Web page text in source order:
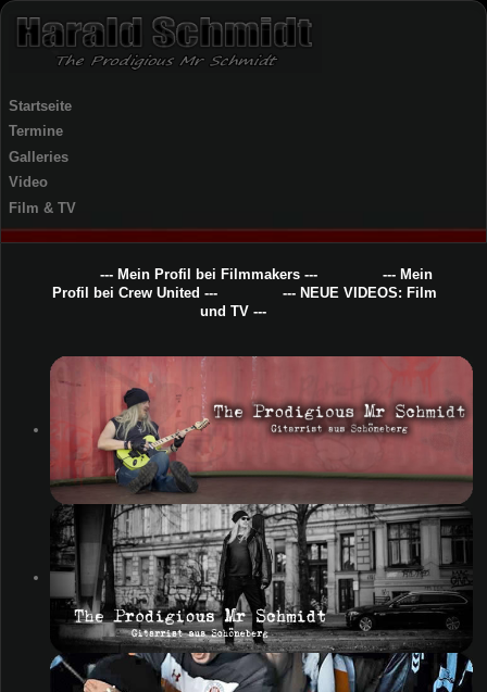
Startseite
Termine
Galleries
Video
Film & TV
--- Mein Profil bei Filmmakers ---
--- Mein
Profil bei Crew United ---
--- NEUE VIDEOS: Film
und TV ---